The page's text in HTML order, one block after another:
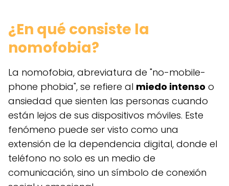
¿En qué consiste la
nomofobia?
La nomofobia, abreviatura de "no-mobile-
phone phobia", se refiere al miedo intenso o
ansiedad que sienten las personas cuando
están lejos de sus dispositivos móviles. Este
fenómeno puede ser visto como una
extensión de la dependencia digital, donde el
teléfono no solo es un medio de
comunicación, sino un símbolo de conexión